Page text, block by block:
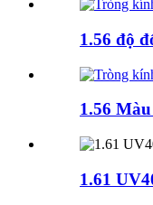
1.56 độ
1.56
1.61